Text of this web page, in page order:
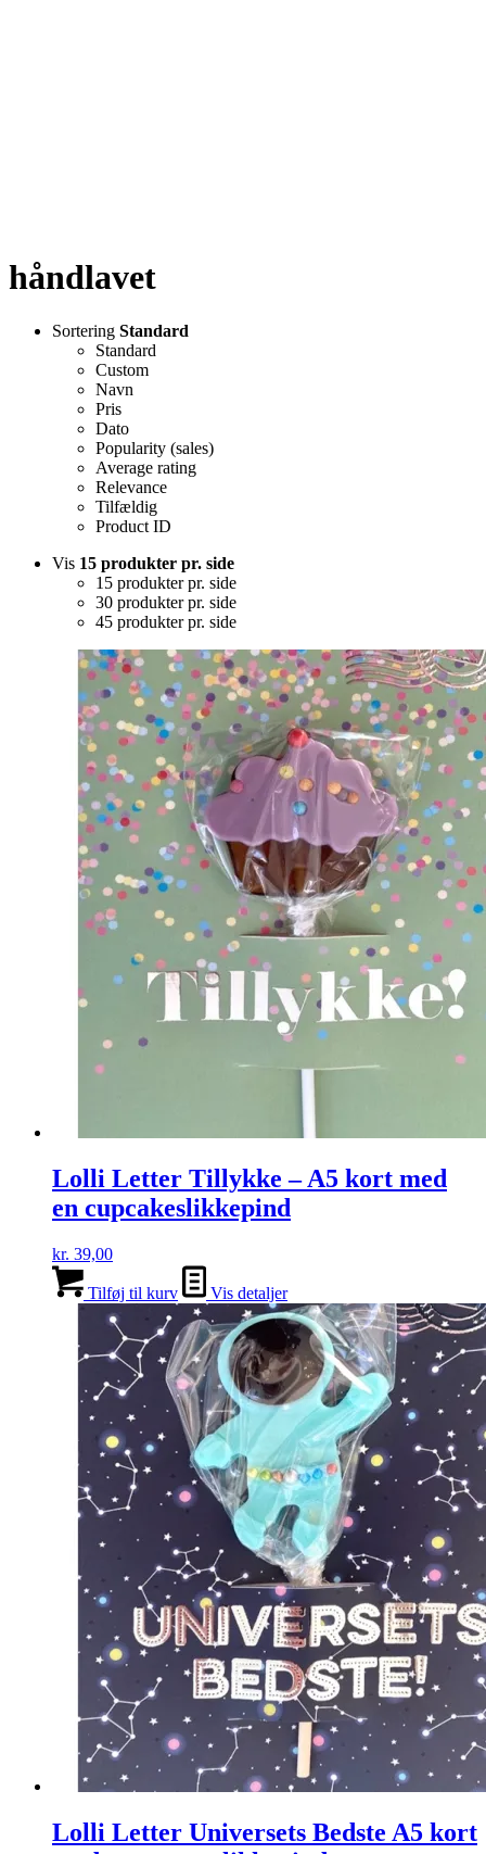
håndlavet
Sortering Standard
Standard
Custom
Navn
Pris
Dato
Popularity (sales)
Average rating
Relevance
Tilfældig
Product ID
Vis 15 produkter pr. side
15 produkter pr. side
30 produkter pr. side
45 produkter pr. side
Lolli Letter Tillykke – A5 kort med
en cupcakeslikkepind
kr. 39,00
Tilføj til kurv Vis detaljer
Lolli Letter Universets Bedste A5 kort